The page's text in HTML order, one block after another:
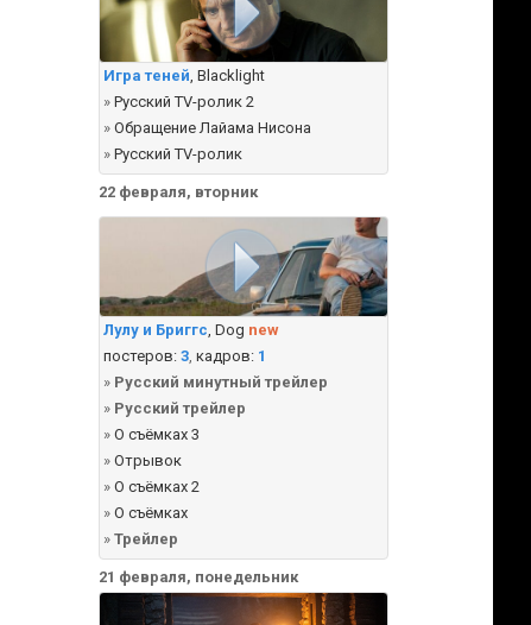
Игра теней, Blacklight
» Русский TV-ролик 2
» Обращение Лайама Нисона
» Русский TV-ролик
22 февраля, вторник
Лулу и Бриггс, Dog new
постеров: 3, кадров: 1
» Русский минутный трейлер
» Русский трейлер
» О съёмках 3
» Отрывок
» О съёмках 2
» О съёмках
» Трейлер
21 февраля, понедельник